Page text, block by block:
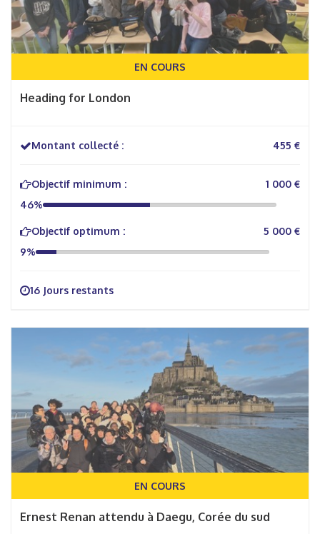
EN COURS
Heading for London
Montant collecté : 455 €
Objectif minimum :
1 000 €
46%
Objectif optimum :
5 000 €
9%
16 Jours restants
EN COURS
Ernest Renan attendu à Daegu, Corée du sud